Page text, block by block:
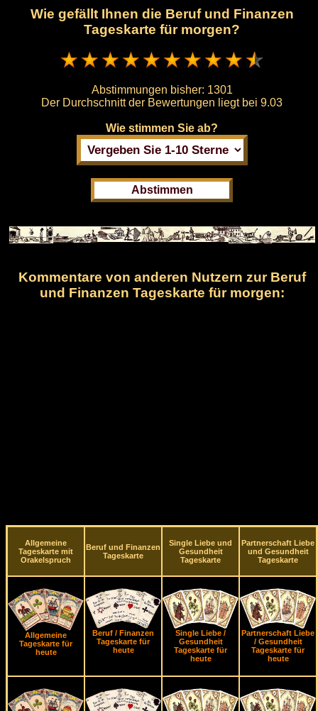
Wie gefällt Ihnen die Beruf und Finanzen
Tageskarte für morgen?
Abstimmungen bisher: 1301
Der Durchschnitt der Bewertungen liegt bei 9.03
Wie stimmen Sie ab?
Kommentare von anderen Nutzern zur Beruf
und Finanzen Tageskarte für morgen:
Allgemeine
Tageskarte mit
Orakelspruch
Beruf und Finanzen
Tageskarte
Single Liebe und
Gesundheit
Tageskarte
Partnerschaft Liebe
und Gesundheit
Tageskarte
Allgemeine
Tageskarte für
heute
Beruf / Finanzen
Tageskarte für
heute
Single Liebe /
Gesundheit
Tageskarte für
heute
Partnerschaft Liebe
/ Gesundheit
Tageskarte für
heute